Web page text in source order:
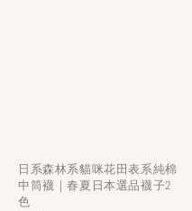
日系森林系貓咪花田表系純棉
中筒襪｜春夏日本選品襪子2
色